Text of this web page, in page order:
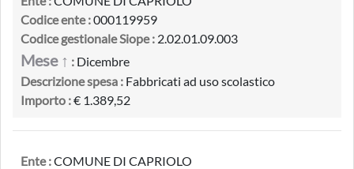
Codice ente :000119959
Codice gestionale Siope : 2.02.01.09.003
Mese ↑ : Dicembre
Descrizione spesa : Fabbricati ad uso scolastico
Importo :€ 1.389,52
Ente :COMUNE DI CAPRIOLO